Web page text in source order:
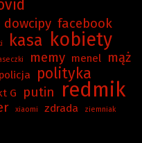
dowcipy facebook
kasa kobiety
memy menel mąż
policja polityka
G putin redmik
xiaomi zdrada
ziemniak